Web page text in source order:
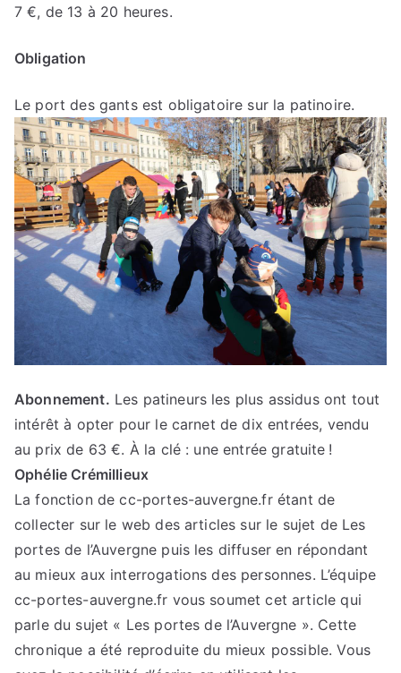
7 €, de 13 à 20 heures.
Obligation
Le port des gants est obligatoire sur la patinoire.
Abonnement. Les patineurs les plus assidus ont tout
intérêt à opter pour le carnet de dix entrées, vendu
au prix de 63 €. À la clé : une entrée gratuite !
Ophélie Crémillieux
La fonction de cc-portes-auvergne.fr étant de
collecter sur le web des articles sur le sujet de Les
portes de l’Auvergne puis les diffuser en répondant
au mieux aux interrogations des personnes. L’équipe
cc-portes-auvergne.fr vous soumet cet article qui
parle du sujet « Les portes de l’Auvergne ». Cette
chronique a été reproduite du mieux possible. Vous